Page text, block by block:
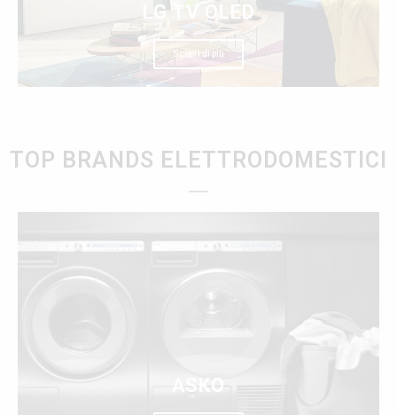
LG TV OLED
Scopri di più
TOP BRANDS ELETTRODOMESTICI
ASKO